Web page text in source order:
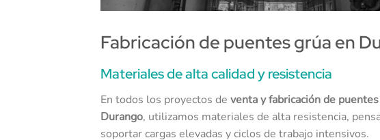
Fabricación de puentes grúa en
Materiales de alta calidad y resistencia
En todos los proyectos de venta y fabricación de
Durango, utilizamos materiales de alta resistencia,
soportar cargas elevadas y ciclos de trabajo intensivos.